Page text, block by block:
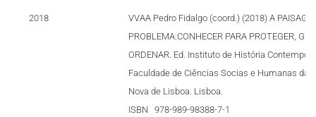
2018
VVAA Pedro Fidalgo (coord.) (2018) A
PROBLEMA:CONHECER PARA PROTEGER,
ORDENAR. Ed. Instituto de História
Faculdade de Ciências Socias e Humanas da
Nova de Lisboa. Lisboa.
ISBN 978-989-98388-7-1